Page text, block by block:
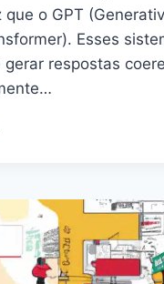
que o GPT
Esses
gerar respostas